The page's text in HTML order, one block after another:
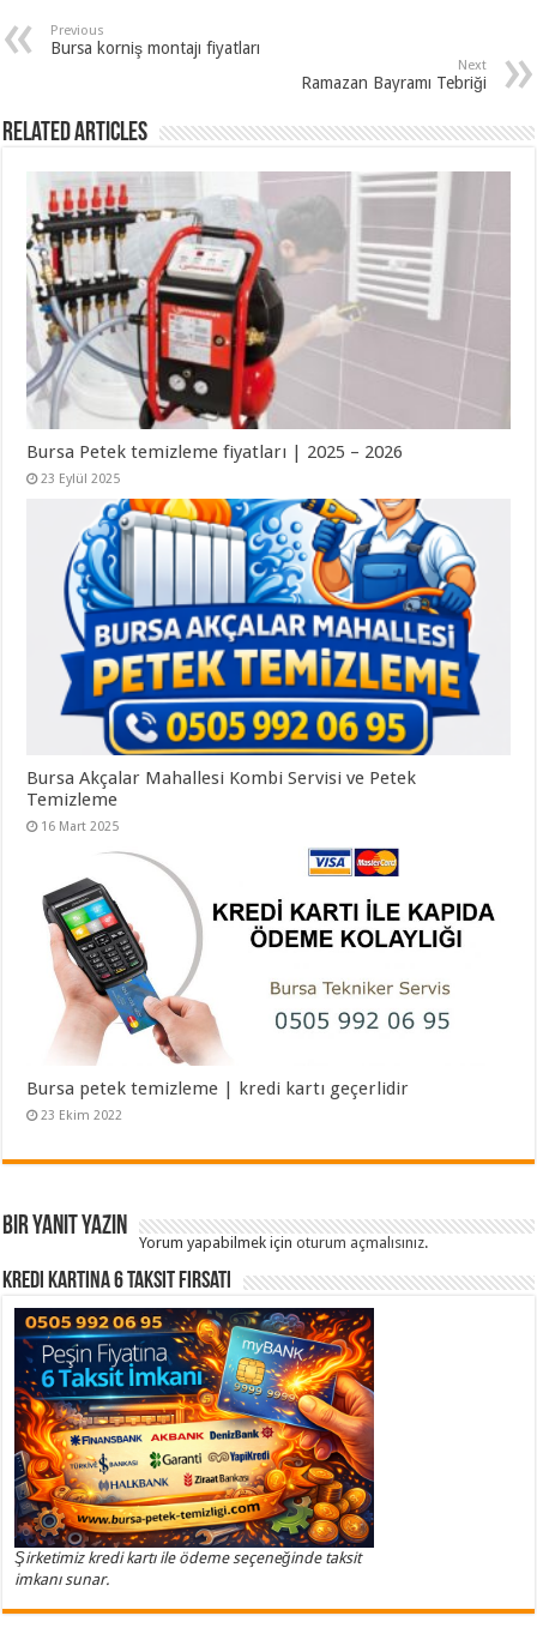
Previous
Bursa korniş montajı fiyatları
Next
Ramazan Bayramı Tebriği
Related Articles
Bursa Petek temizleme fiyatları | 2025 – 2026
23 Eylül 2025
Bursa Akçalar Mahallesi Kombi Servisi ve Petek
Temizleme
16 Mart 2025
Bursa petek temizleme | kredi kartı geçerlidir
23 Ekim 2022
Bir yanıt yazın
Yorum yapabilmek içinoturum açmalısınız.
Kredi Kartına 6 Taksit Fırsatı
Şirketimiz kredi kartı ile ödeme seçeneğinde taksit
imkanı sunar.